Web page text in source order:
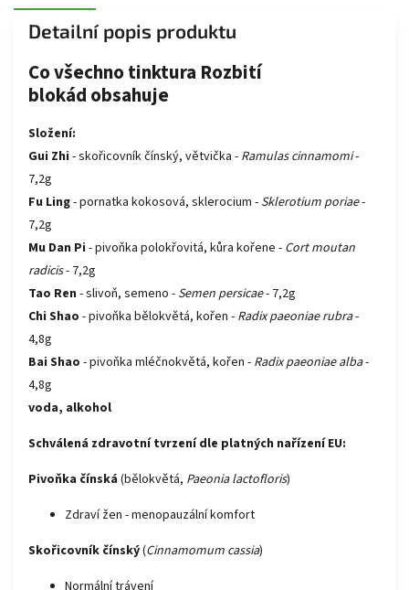
Detailní popis produktu
Co všechno tinktura Rozbití
blokád obsahuje
Složení:
Gui Zhi - skořicovník čínský, větvička - Ramulas cinnamomi-
7,2g
Fu Ling- pornatka kokosová, sklerocium - Sklerotium poriae-
7,2g
Mu Dan Pi - pivoňka polokřovitá, kůra kořene - Cort moutan
radicis- 7,2g
Tao Ren - slivoň, semeno - Semen persicae- 7,2g
Chi Shao - pivoňka bělokvětá, kořen - Radix paeoniae rubra-
4,8g
Bai Shao - pivoňka mléčnokvětá, kořen - Radix paeoniae alba-
4,8g
voda, alkohol
Schválená zdravotní tvrzení dle platných nařízení EU:
Pivoňka čínská (bělokvětá, Paeonia lactofloris)
Zdraví žen - menopauzální komfort
Skořicovník čínský(Cinnamomum cassia)